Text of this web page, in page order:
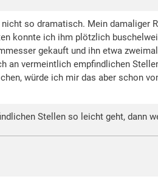
so dramatisch. Mein damaliger
konnte ich ihm plötzlich
gekauft und ihn etwa
an vermeintlich empfindlichen
würde ich mir das aber schon
Stellen so leicht geht, dann